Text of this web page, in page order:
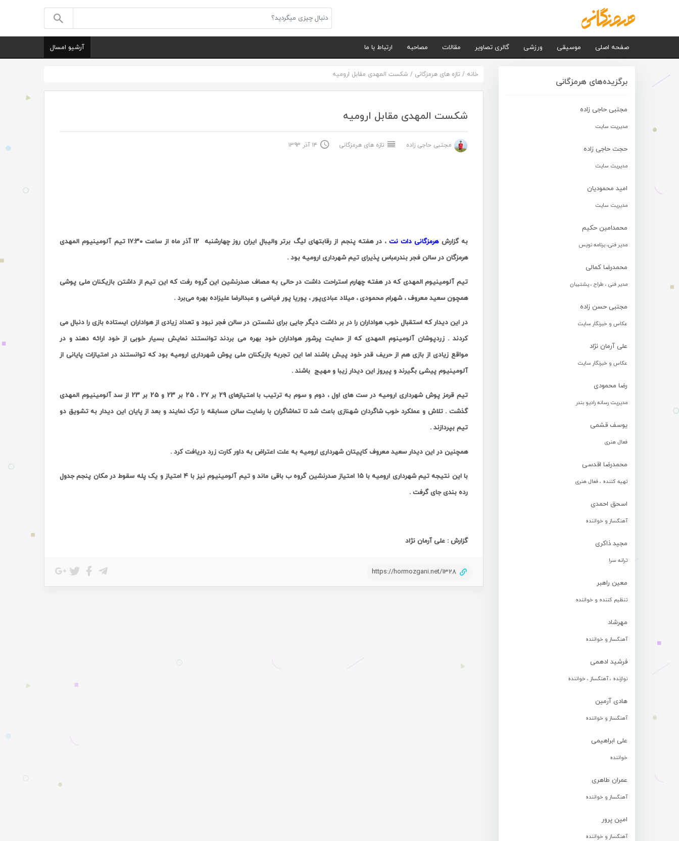
صفحه اصلی موسیقی ورزشی گالری تصاویر مقالات مصاحبه ارتباط با ما آرشیو امسال
برگزیده‌های هرمزگانی
مجتبی حاجی زاده
مدیریت سایت
حجت حاجی زاده
مدیریت سایت
امید محمودیان
مدیریت سایت
محمدامین حکیم
مدیر فنی، برنامه نویس
محمدرضا کمالی
مدیر فنی ، طراح ، پشتیبان
مجتبی حسن زاده
عکاس و خبرنگار سایت
علی آرمان نژاد
عکاس و خبرنگار سایت
رضا محمودی
مدیریت رسانه رادیو بندر
یوسف قشمی
فعال هنری
محمدرضا اقدسی
تهیه کننده ، فعال هنری
اسحق احمدی
آهنگساز و خواننده
مجید ذاکری
ترانه سرا
معین راهبر
تنظیم کننده و خواننده
مهرشاد
آهنگساز و خواننده
فرشید ادهمی
نوازنده ، آهنگساز ، خواننده
هادی آرمین
آهنگساز و خواننده
علی ابراهیمی
خواننده
عمران طاهری
آهنگساز و خواننده
امین پرور
آهنگساز و خواننده
خانه / تازه های هرمزگانی / شکست المهدی مقابل ارومیه
شکست المهدی مقابل ارومیه
مجتبی حاجی زاده تازه های هرمزگانی ۱۴ آذر ۱۳۹۳
به گزارشهرمزگانی دات نت ، در هفته پنجم از رقابتهای لیگ برتر والیبال ایران روز چهارشنبه
12 آذر ماه از ساعت 17:30 تیم آلومینیوم المهدی
هرمزگان در سالن فجر بندرعباس پذیرای تیم شهرداری ارومیه بود .
تیم آلومینیوم المهدی که در هفته چهارم استراحت داشت در حالی به مصاف صدرنشین این گروه رفت که این تیم از داشتن بازیکنان ملی پوشی
همچون سعید معروف ، شهرام محمودی ، میلاد عبادی‌پور ، پوریا پور فیاضی و عبدالرضا علیزاده بهره می‌برد .
در این دیدار که استقبال خوب هواداران را در بر داشت دیگر جایی برای نشستن در سالن فجر نبود و تعداد زیادی از هواداران ایستاده بازی را دنبال می
کردند . زردپوشان آلومینوم المهدی که از حمایت پرشور هواداران خود بهره می بردند توانستند نمایش بسیار خوبی از خود ارائه دهند و در
مواقع زیادی از بازی هم از حریف قدر خود پیش باشند اما این تجربه بازیکنان ملی پوش شهرداری ارومیه بود که توانستند در امتیازات پایانی از
آلومینیوم پیشی بگیرند و پیروز این دیدار زیبا و مهیج باشند .
تیم قرمز پوش شهرداری ارومیه در ست های اول ، دوم و سوم به ترتیب با امتیازهای 29 بر 27 ، 25 بر 23 و 25 بر 23 از سد آلومینیوم المهدی
گذشت . تلاش و عملکرد خوب شاگردان شهنازی باعث شد تا تماشاگران با رضایت سالن مسابقه را ترک نمایند و بعد از پایان این دیدار به تشویق دو
تیم بپردازند .
همچنین در این دیدار سعید معروف کاپیتان شهرداری ارومیه به علت اعتراض به داور کارت زرد دریافت کرد .
با این نتیجه تیم شهرداری ارومیه با ۱۵ امتیاز صدرنشین گروه ب باقی ماند و تیم آلومینیوم نیز با ۴ امتیاز و یک پله سقوط در مکان پنجم جدول
رده بندی جای گرفت .
گزارش : علی آرمان نژاد
https://hormozgani.net/1328